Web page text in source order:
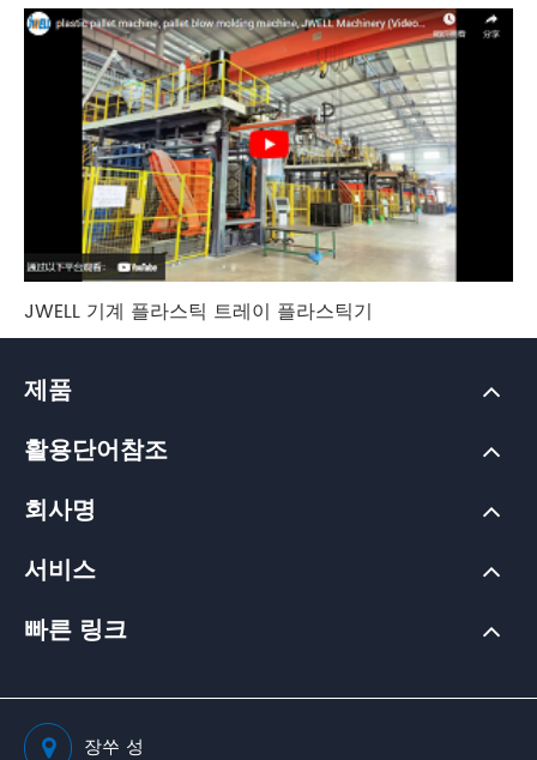
JWELL 기계 플라스틱 트레이 플라스틱기
제품
활용단어참조
회사명
서비스
빠른 링크
장쑤 성